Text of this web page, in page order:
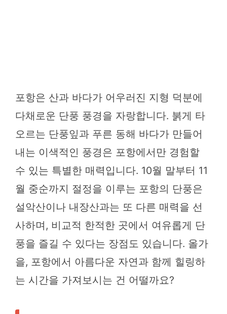
포항은 산과 바다가 어우러진 지형 덕분에
다채로운 단풍 풍경을 자랑합니다. 붉게 타
오르는 단풍잎과 푸른 동해 바다가 만들어
내는 이색적인 풍경은 포항에서만 경험할
수 있는 특별한 매력입니다. 10월 말부터 11
월 중순까지 절정을 이루는 포항의 단풍은
설악산이나 내장산과는 또 다른 매력을 선
사하며, 비교적 한적한 곳에서 여유롭게 단
풍을 즐길 수 있다는 장점도 있습니다. 올가
을, 포항에서 아름다운 자연과 함께 힐링하
는 시간을 가져보시는 건 어떨까요?